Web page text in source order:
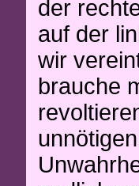
der
auf der
wir
brauche